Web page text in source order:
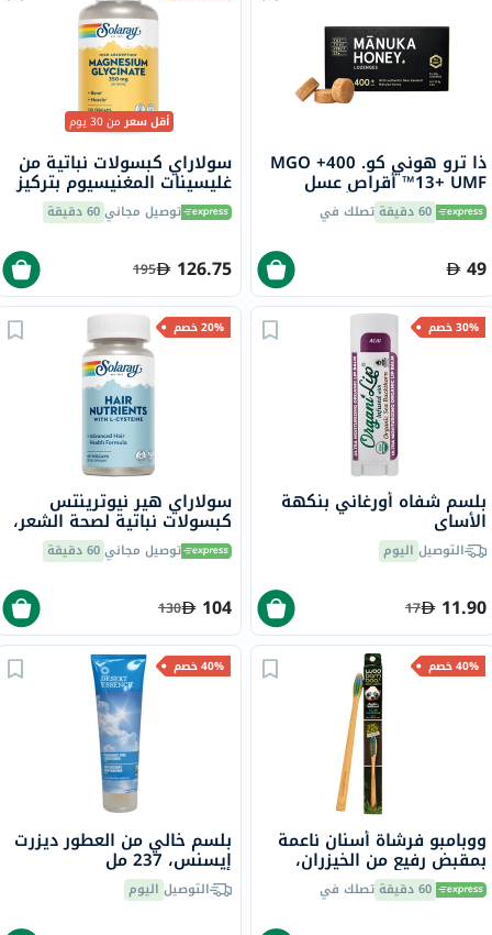
ذا ترو هوني كو. 400+ MGO
13+ UMF™ أقراص عسل
مانوكا 2.8 جرام 8 أقراص60 دقيقة تصلك في
49
أقل سعرمن 30 يوم
سولاراي كبسولات نباتية من
غليسينات المغنيسيوم بتركيز
350 ملجم لصحة العظام
والعضلات حزمة من 120
توصيل مجاني60 دقيقة
126.75
195
30% خصم
بلسم شفاه أورغاني بنكهة
الأساي
التوصيل اليوم
11.90
17
20% خصم
سولاراي هير نيوترينتس
كبسولات نباتية لصحة الشعر،
60 كبسولة توصيل مجاني60 دقيقة
104
130
40% خصم
ووبامبو فرشاة أسنان ناعمة
بمقبض رفيع من الخيزران،
عبوة صديقة للبيئة، 1 قطعة
60 دقيقة تصلك في
40% خصم
بلسم خالي من العطور ديزرت
إيسنس، 237 مل
التوصيل اليوم